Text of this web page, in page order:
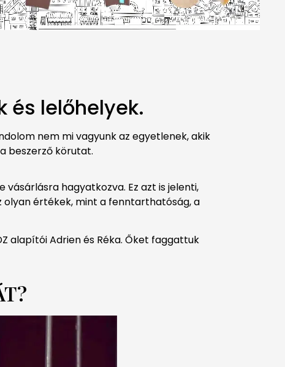
és lelőhelyek.
nem mi vagyunk az egyetlenek, akik
beszerző körutat.
hagyatkozva. Ez azt is jelenti,
értékek, mint a fenntarthatóság, a
alapítói Adrien és Réka. Őket faggattuk